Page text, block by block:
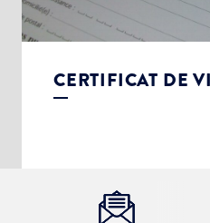
CERTIFICAT DE